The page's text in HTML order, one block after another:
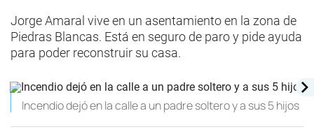
Jorge Amaral vive en un asentamiento en la zona de
Piedras Blancas. Está en seguro de paro y pide ayuda
para poder reconstruir su casa.
Incendio dejó en la calle a un padre soltero y a sus 5 hijos